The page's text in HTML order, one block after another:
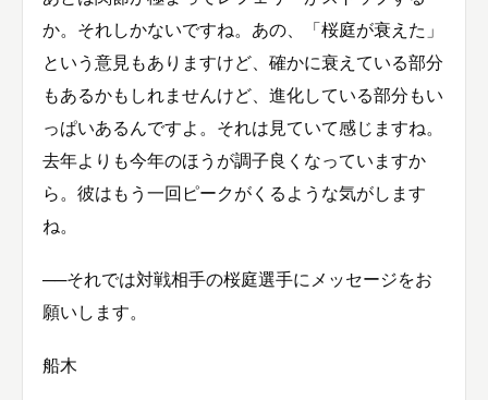
か。それしかないですね。あの、「桜庭が衰えた」
という意見もありますけど、確かに衰えている部分
もあるかもしれませんけど、進化している部分もい
っぱいあるんですよ。それは見ていて感じますね。
去年よりも今年のほうが調子良くなっていますか
ら。彼はもう一回ピークがくるような気がします
ね。
──それでは対戦相手の桜庭選手にメッセージをお
願いします。
船木